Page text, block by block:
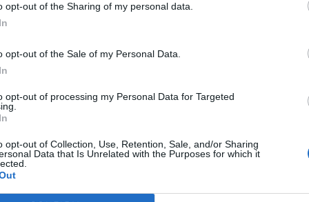
opt-out of the Sharing of my personal data.
opt-out of the Sale of my Personal Data.
opt-out of processing my Personal Data for Targeted
opt-out of Collection, Use, Retention, Sale, and/or Sharing
Data that Is Unrelated with the Purposes for which it
da circulação, o IP3 continuará
sentido”.
garantir a execução dos trabalhos e a
forma a permitir a boa execução da obra e
dos utilizadores da via”, o trânsito seria
e as 07:00 do dia 13 de janeiro”.
depois disso, “a circulação naquele local
durante um período estimado de sete